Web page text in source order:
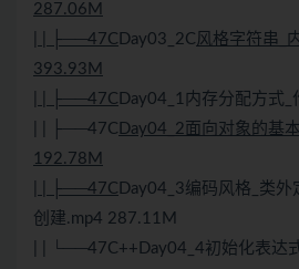
287.06M
| | ├──47C Day03_2C 风格字符串_
393.93M
| | ├──47C Day04_1内存分配方式
| | ├──47C Day04_2面向对象的基
192.78M
| | ├──47C Day04_3编码风格_类外
创建.mp4 287.11M
| | └──47C++ Day04_4初始化表达